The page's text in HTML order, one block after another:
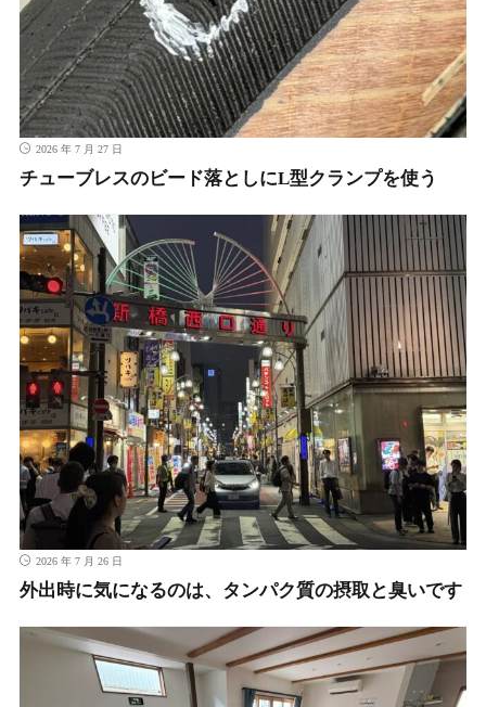
2026 年 7 月 27 日
チューブレスのビード落としにL型クランプを使う
2026 年 7 月 26 日
外出時に気になるのは、タンパク質の摂取と臭いです